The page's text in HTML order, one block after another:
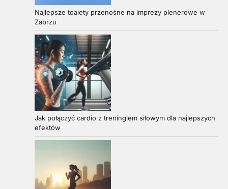
Najlepsze toalety przenośne na imprezy plenerowe w
Zabrzu
Jak połączyć cardio z treningiem siłowym dla najlepszych
efektów